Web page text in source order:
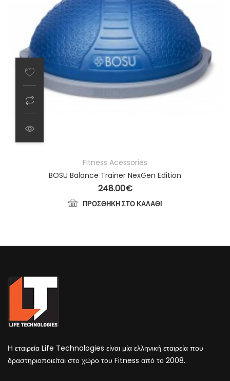
Fitness Acessories
BOSU Balance Trainer NexGen Edition
248.00€
ΠΡΟΣΘΉΚΗ ΣΤΟ ΚΑΛΆΘΙ
Η εταιρεία Life Technologies είναι μία ελληνική εταιρεία που
δραστηριοποιείται στο χώρο του Fitness από το 2008.